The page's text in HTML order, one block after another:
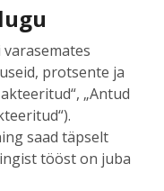
protsente ja
„Antud
saad täpselt
tööst on juba